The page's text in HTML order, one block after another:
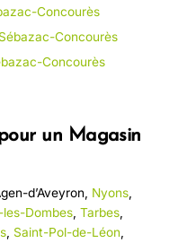
Concourès
Concourès
Concourès
un Magasin
d’Aveyron Nyons,
les-Dombes, Tarbes,
, Saint-Pol-de-Léon